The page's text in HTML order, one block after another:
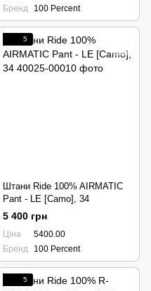
Бренд
100 Percent
5
Штани Ride 100% AIRMATIC
Pant - LE [Camo], 34
5 400 грн
Ціна
5400.00
Бренд
100 Percent
5